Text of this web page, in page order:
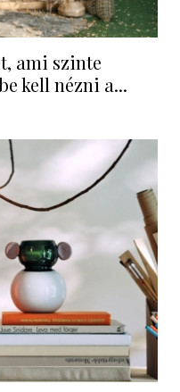
ami szinte
kell nézni a...